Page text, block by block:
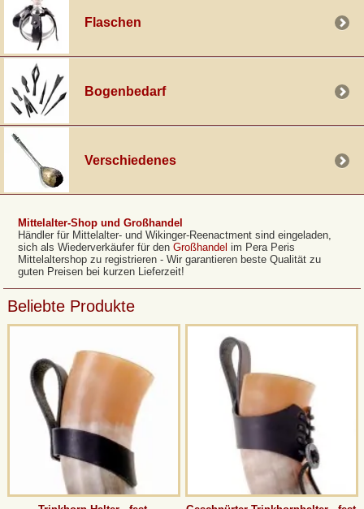
dem nötigen Zubehör aus, um dein Lager zu einem Ort zu machen, der
nicht nur dich selbst, sondern auch die Besucher deiner Veranstaltung in
eine andere Zeit versetzt.
Flaschen
Bogenbedarf
Verschiedenes
Mittelalter-Shop und Großhandel
Händler für Mittelalter- und Wikinger-Reenactment sind eingeladen,
sich als Wiederverkäufer für den Großhandel im Pera Peris
Mittelaltershop zu registrieren - Wir garantieren beste Qualität zu
guten Preisen bei kurzen Lieferzeit!
Beliebte Produkte